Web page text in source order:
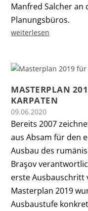
Manfred Salcher an
Planungsbüros.
weiterlesen
MASTERPLAN
KARPATEN
09.06.2020
Bereits 2007
aus Absam für den
Ausbau des
Braşov
erste
Masterplan 2019
Ausbaustufe